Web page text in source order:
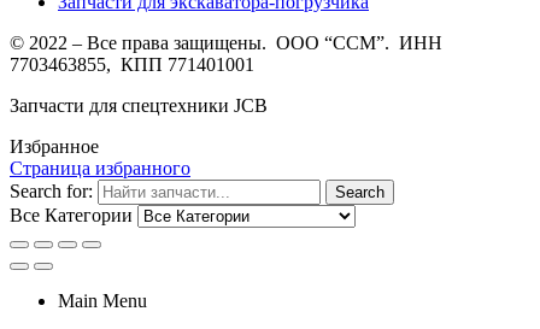
© 2022 – Все права защищены. ООО “ССМ”. ИНН
7703463855, КПП 771401001
Запчасти для спецтехники JCB
Избранное
Страница избранного
Search for:
Search
Все Категории
Main Menu